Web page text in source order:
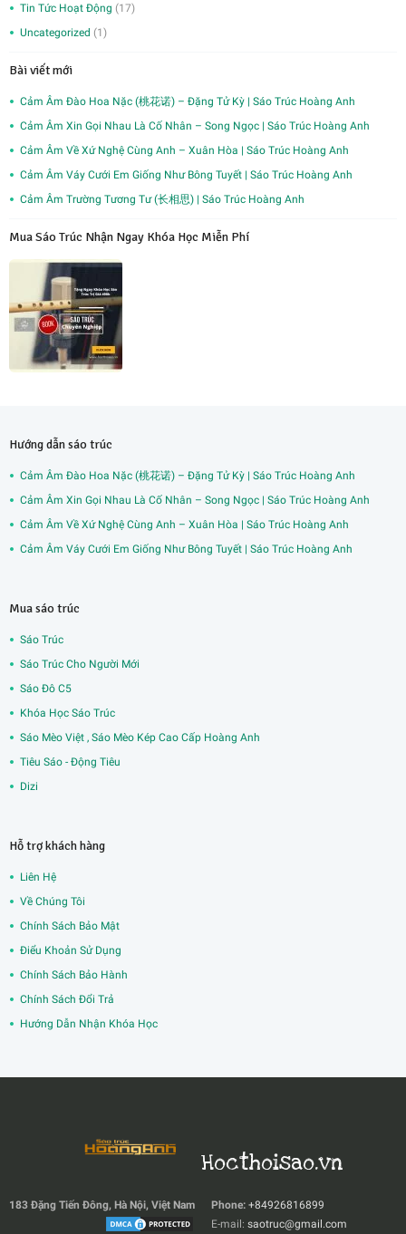
Tin Tức Hoạt Động (17)
Uncategorized (1)
Bài viết mới
Cảm Âm Đào Hoa Nặc (桃花诺) – Đặng Tử Kỳ | Sáo Trúc Hoàng Anh
Cảm Âm Xin Gọi Nhau Là Cố Nhân – Song Ngọc | Sáo Trúc Hoàng Anh
Cảm Âm Về Xứ Nghệ Cùng Anh – Xuân Hòa | Sáo Trúc Hoàng Anh
Cảm Âm Váy Cưới Em Giống Như Bông Tuyết | Sáo Trúc Hoàng Anh
Cảm Âm Trường Tương Tư (长相思) | Sáo Trúc Hoàng Anh
Mua Sáo Trúc Nhận Ngay Khóa Học Miễn Phí
Hướng dẫn sáo trúc
Cảm Âm Đào Hoa Nặc (桃花诺) – Đặng Tử Kỳ | Sáo Trúc Hoàng Anh
Cảm Âm Xin Gọi Nhau Là Cố Nhân – Song Ngọc | Sáo Trúc Hoàng Anh
Cảm Âm Về Xứ Nghệ Cùng Anh – Xuân Hòa | Sáo Trúc Hoàng Anh
Cảm Âm Váy Cưới Em Giống Như Bông Tuyết | Sáo Trúc Hoàng Anh
Mua sáo trúc
Sáo Trúc
Sáo Trúc Cho Người Mới
Sáo Đô C5
Khóa Học Sáo Trúc
Sáo Mèo Việt , Sáo Mèo Kép Cao Cấp Hoàng Anh
Tiêu Sáo - Động Tiêu
Dizi
Hỗ trợ khách hàng
Liên Hệ
Về Chúng Tôi
Chính Sách Bảo Mật
Điểu Khoản Sử Dụng
Chính Sách Bảo Hành
Chính Sách Đổi Trả
Hướng Dẫn Nhận Khóa Học
Hocthoisao.vn
Phone: +84926816899
E-mail: saotruc@gmail.com
183 Đặng Tiến Đông, Hà Nội, Việt Nam